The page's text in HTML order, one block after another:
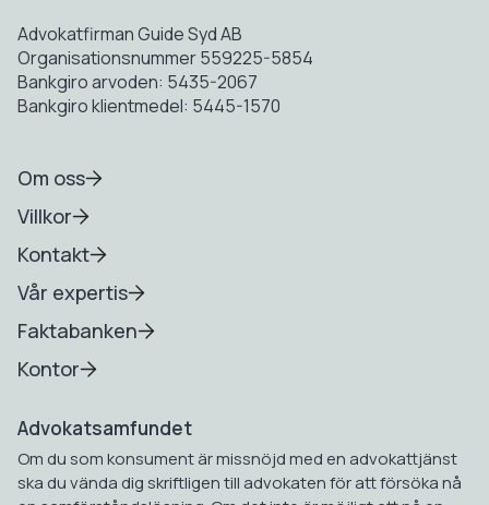
Advokatfirman Guide Syd AB
Organisationsnummer 559225-5854
Bankgiro arvoden: 5435-2067
Bankgiro klientmedel: 5445-1570
Om oss
Villkor
Kontakt
Vår expertis
Faktabanken
Kontor
Advokatsamfundet
Om du som konsument är missnöjd med en advokattjänst
ska du vända dig skriftligen till advokaten för att försöka nå